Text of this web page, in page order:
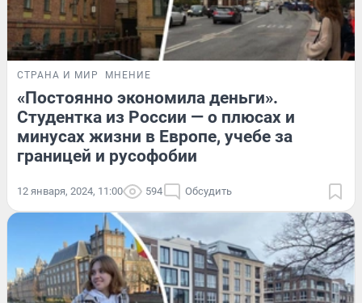
СТРАНА И МИР МНЕНИЕ
«Постоянно экономила деньги».
Студентка из России — о плюсах и
минусах жизни в Европе, учебе за
границей и русофобии
12 января, 2024, 11:00 594 Обсудить